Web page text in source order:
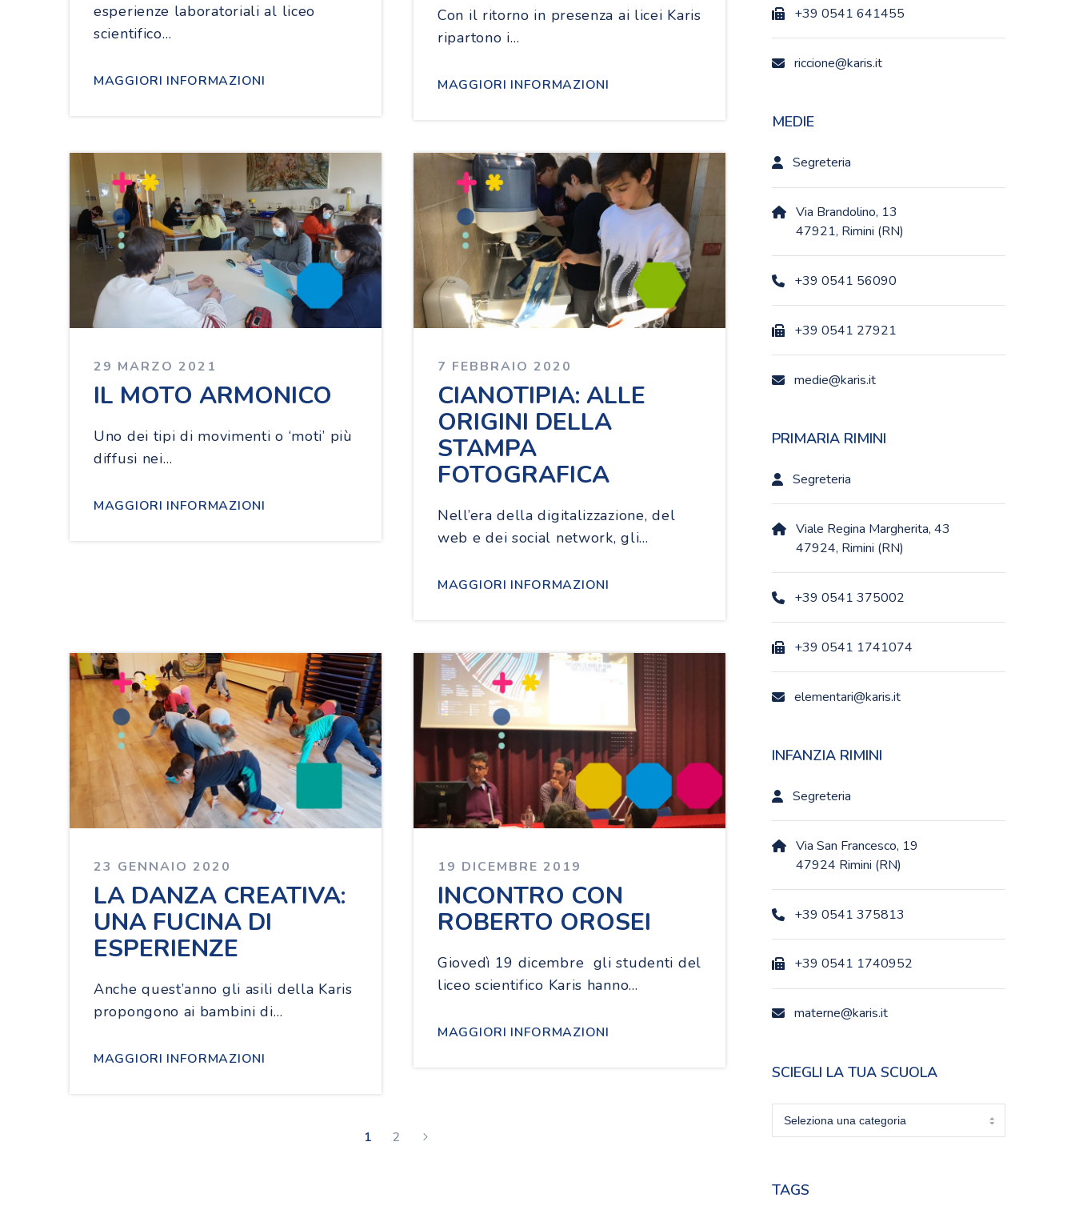
esperienze laboratoriali al liceo
scientifico…
MAGGIORI INFORMAZIONI
Con il ritorno in presenza ai licei Karis
ripartono i…
MAGGIORI INFORMAZIONI
29 MARZO 2021
IL MOTO ARMONICO
Uno dei tipi di movimenti o ‘moti’ più
diffusi nei…
MAGGIORI INFORMAZIONI
7 FEBBRAIO 2020
CIANOTIPIA: ALLE
ORIGINI DELLA
STAMPA
FOTOGRAFICA
Nell’era della digitalizzazione, del
web e dei social network, gli…
MAGGIORI INFORMAZIONI
23 GENNAIO 2020
LA DANZA CREATIVA:
UNA FUCINA DI
ESPERIENZE
Anche quest’anno gli asili della Karis
propongono ai bambini di…
MAGGIORI INFORMAZIONI
19 DICEMBRE 2019
INCONTRO CON
ROBERTO OROSEI
Giovedì 19 dicembre gli studenti del
liceo scientifico Karis hanno…
MAGGIORI INFORMAZIONI
1 2
+39 0541 641455
riccione@karis.it
MEDIE
Segreteria
Via Brandolino, 13
47921, Rimini (RN)
+39 0541 56090
+39 0541 27921
medie@karis.it
PRIMARIA RIMINI
Segreteria
Viale Regina Margherita, 43
47924, Rimini (RN)
+39 0541 375002
+39 0541 1741074
elementari@karis.it
INFANZIA RIMINI
Segreteria
Via San Francesco, 19
47924 Rimini (RN)
+39 0541 375813
+39 0541 1740952
materne@karis.it
SCIEGLI LA TUA SCUOLA
Sciegli
TAGS